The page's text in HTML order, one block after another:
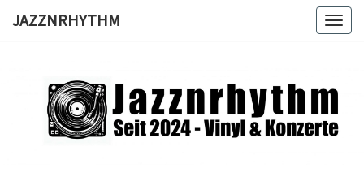
JAZZNRHYTHM
Seit
2024 –